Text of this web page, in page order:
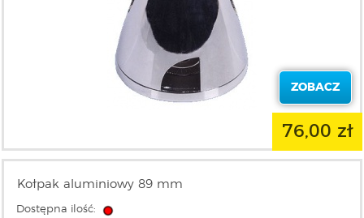
ZOBACZ
76,00 zł
Kołpak aluminiowy 89 mm
Dostępna ilość: